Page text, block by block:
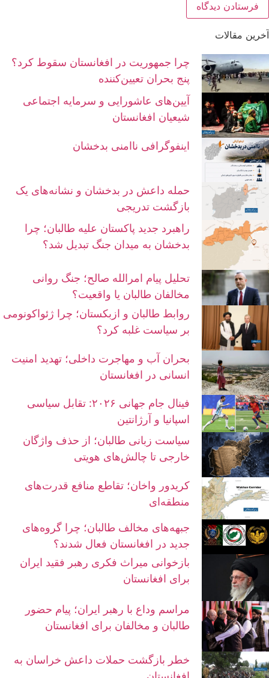
آخرین مقالات
چرا جمهوریت در افغانستان سقوط کرد؟
پنج بحران تعیین‌کننده
آیین‌های عاشورایی و سرمایه اجتماعی
شیعیان افغانستان
اینفوگرافی ناامنی بدخشان
حمله داعش در بدخشان و نشانه‌های یک
بازگشت تدریجی
راهبرد جدید پاکستان علیه طالبان؛ چرا
بدخشان به میدان جنگ تبدیل شد؟
تحلیل پیام امرالله صالح؛ جنگ روانی
مخالفان طالبان یا واقعیت؟
روابط طالبان و ازبکستان؛ چرا ژئواکونومی
بر سیاست غلبه کرد؟
بحران آب و مهاجرت داخلی؛ تهدید امنیت
انسانی در افغانستان
فینال جام جهانی ۲۰۲۶: تقابل سیاسی
اسپانیا و آرژانتین
سیاست زبانی طالبان؛ از حذف واژگان
خارجی تا چالش‌های هویتی
کریدور واخان؛ تقاطع منافع قدرت‌های
منطقه‌ای
جبهه‌های مخالف طالبان؛ چرا گروه‌های
جدید در افغانستان فعال شدند؟
بازخوانی میراث فکری رهبر فقید ایران
برای افغانستان
مراسم وداع با رهبر ایران؛ پیام حضور
طالبان و مخالفان برای افغانستان
خطر بازگشت حملات داعش خراسان به